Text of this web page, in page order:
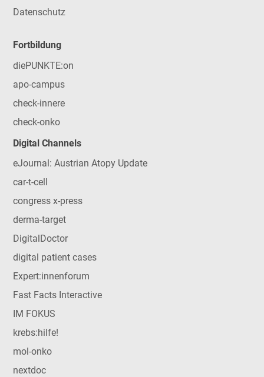
Datenschutz
Fortbildung
diePUNKTE:on
apo-campus
check-innere
check-onko
Digital Channels
eJournal: Austrian Atopy Update
car-t-cell
congress x-press
derma-target
DigitalDoctor
digital patient cases
Expert:innenforum
Fast Facts Interactive
IM FOKUS
krebs:hilfe!
mol-onko
nextdoc